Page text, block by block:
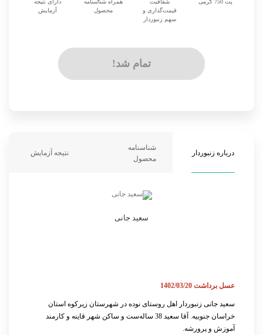
پت 750 گرمی
شفافیت
قیمت‌گذاری و
سهم زنبوردار
همراه شناسنامه
محصول
دارای نتیجه
آزمایش
تمام شد!
درباره زنبوردار
شناسنامه
محصول
نتیجه آزمایش
سعید جانی
عسل برداشت 1402/03/20
سعید جانی زنبوردار اهل روستای نوده در شهرستان زیرکوه استان
خراسان جنوبیه. آقا سعید 38 ساله‌ست و ساکن شهر قاینه و کارمند
آموزش و پرورشه.